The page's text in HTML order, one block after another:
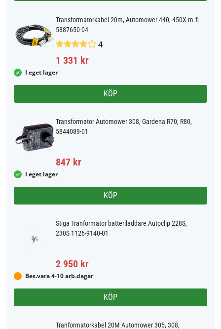
Transformatorkabel 20m, Automower 440, 450X m.fl
5887650-04
4
1 331 kr
I eget lager
KÖP
Transformator Automower 308, Gardena R70, R80,
5844089-01
847 kr
I eget lager
KÖP
Stiga Tranformator batteriladdare Autoclip 228S,
230S 1126-9140-01
2 950 kr
Bes.vara 4-10 arb.dagar
KÖP
Tranformatorkabel 20M Automower 305, 308,